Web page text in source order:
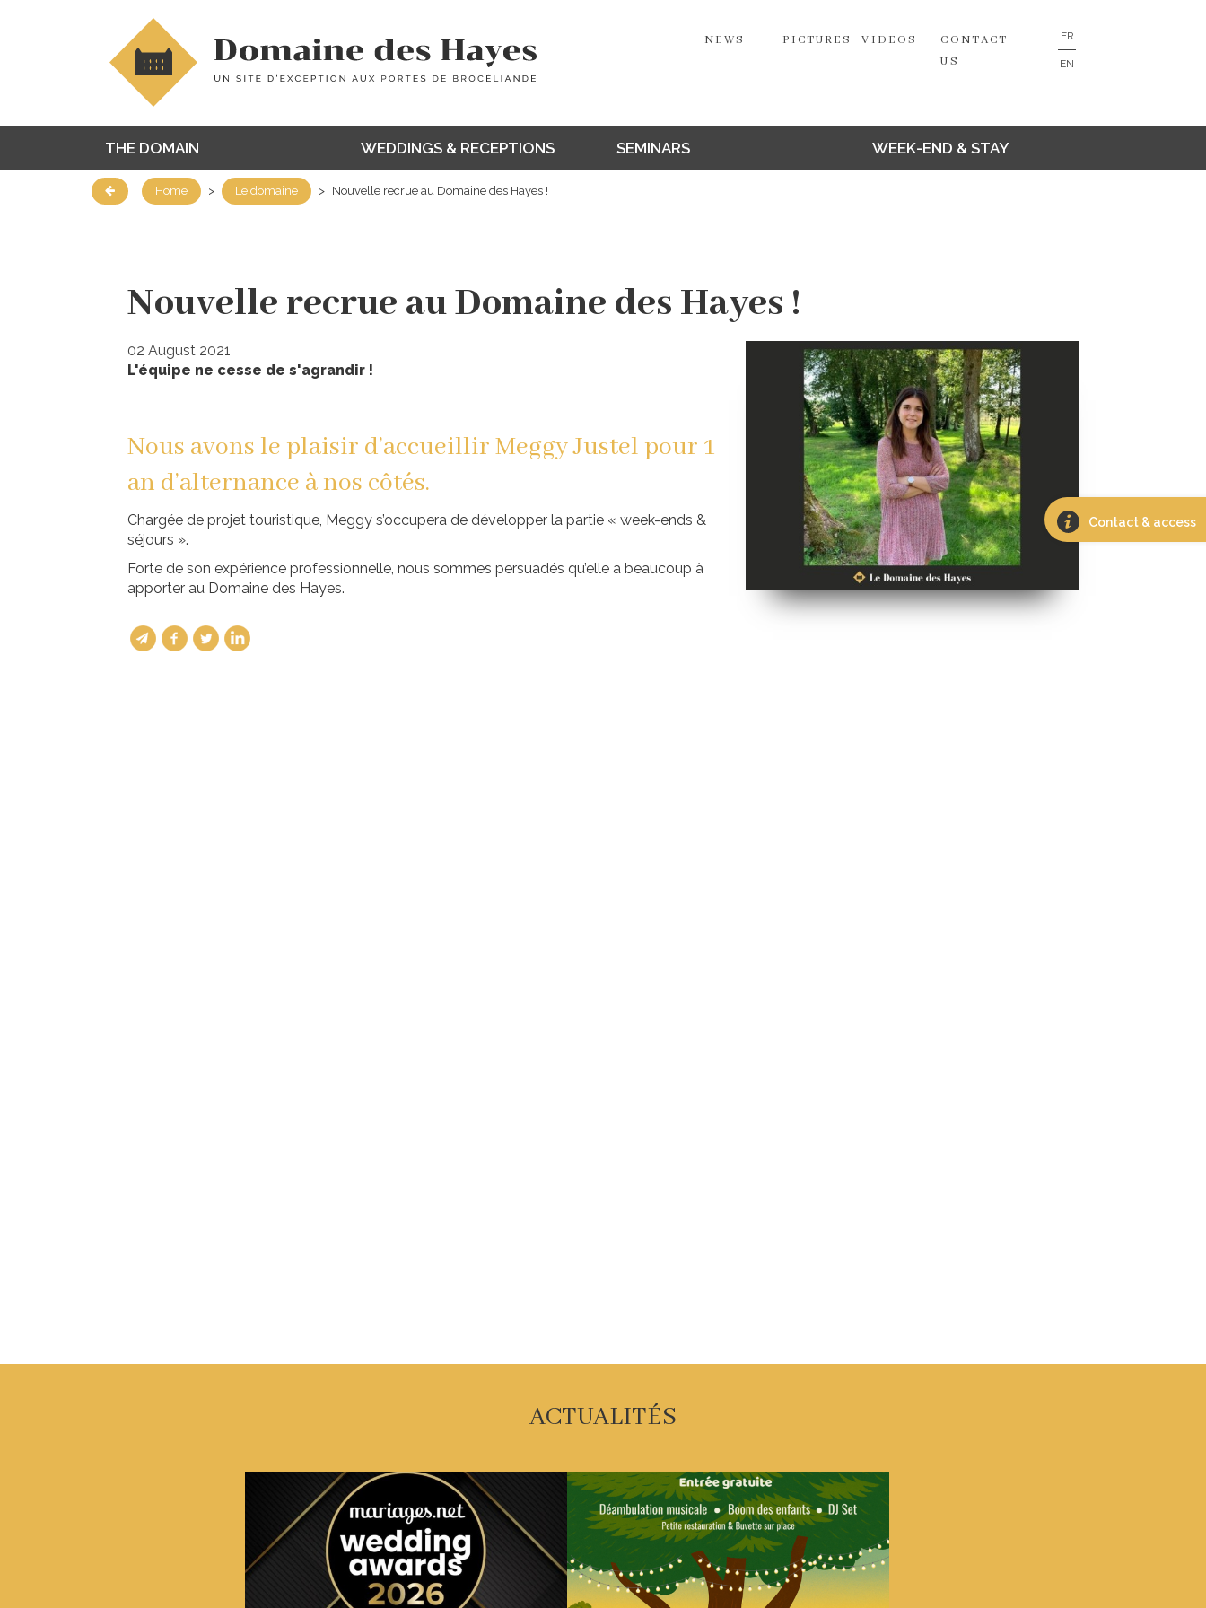
Contact & access
NEWS PICTURES VIDEOS
CONTACT
US
FR
EN
THE DOMAIN WEDDINGS & RECEPTIONS SEMINARS WEEK-END & STAY
Home > Le domaine > Nouvelle recrue au Domaine des Hayes !
Nouvelle recrue au Domaine des Hayes !
02 August 2021
L'équipe ne cesse de s'agrandir !
Nous avons le plaisir d’accueillir Meggy Justel pour 1
an d’alternance à nos côtés.
Chargée de projet touristique, Meggy s’occupera de développer la partie « week-ends &
séjours ».
Forte de son expérience professionnelle, nous sommes persuadés qu’elle a beaucoup à
apporter au Domaine des Hayes.
ACTUALITÉS